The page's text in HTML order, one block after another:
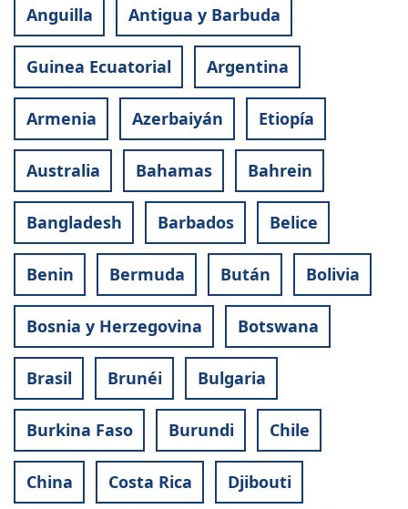
Anguilla Antigua y Barbuda
Guinea Ecuatorial Argentina
Armenia Azerbaiyán Etiopía
Australia Bahamas Bahrein
Bangladesh Barbados Belice
Benin Bermuda Bután Bolivia
Bosnia y Herzegovina Botswana
Brasil Brunéi Bulgaria
Burkina Faso Burundi Chile
China Costa Rica Djibouti